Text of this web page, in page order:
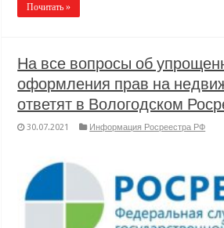
Почитать »
На все вопросы об
оформления прав на
ответят в Вологодском
30.07.2021 Информация Росреестра РФ